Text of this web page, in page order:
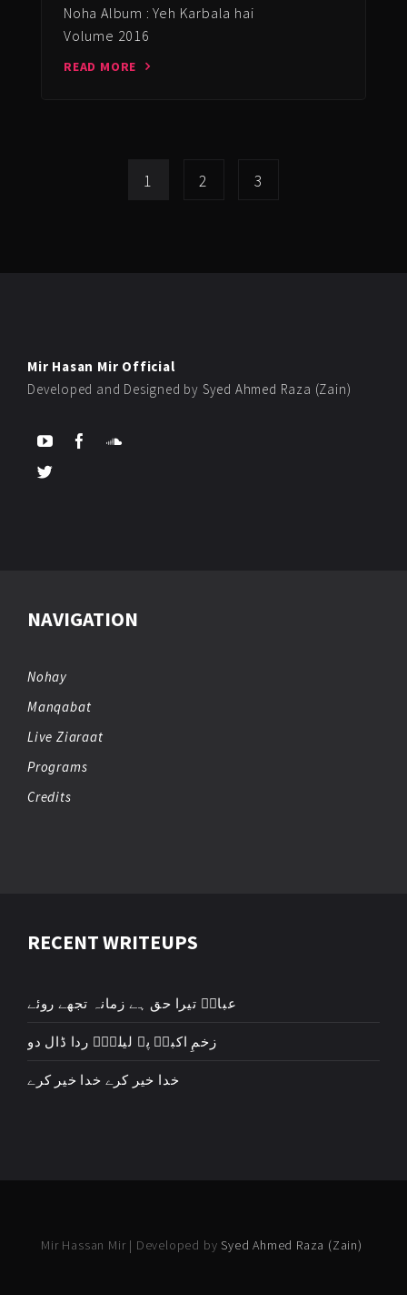
Noha Album : Yeh Karbala hai
Volume 2016
READ MORE
1 2 3
Mir Hasan Mir Official
Developed and Designed by Syed Ahmed Raza (Zain)
NAVIGATION
Nohay
Manqabat
Live Ziaraat
Programs
Credits
RECENT WRITEUPS
عباسؑ تیرا حق ہے زمانہ تجھے روئے
زخمِ اکبرؑ پہ لیلیٰؑ ردا ڈال دو
خدا خیر کرے خدا خیر کرے
Mir Hassan Mir | Developed by Syed Ahmed Raza (Zain)